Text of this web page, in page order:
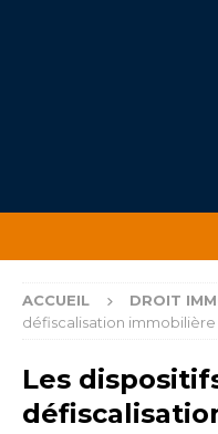
ACCUEIL DROIT
défiscalisation
Les